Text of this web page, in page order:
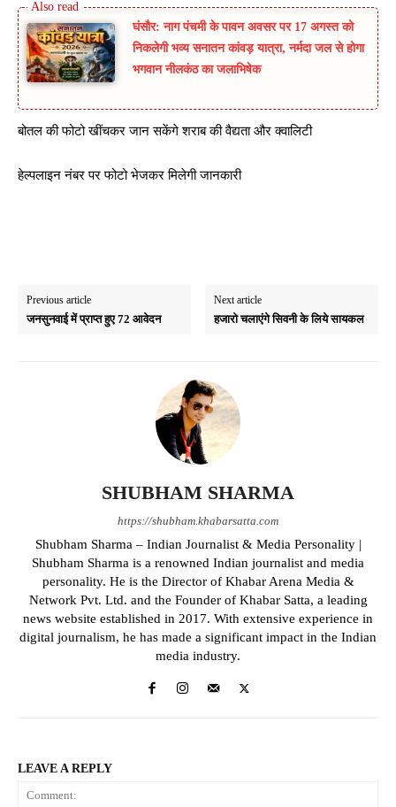
घंसौर: नाग पंचमी के पावन अवसर पर 17 अगस्त को
निकलेगी भव्य सनातन कांवड़ यात्रा, नर्मदा जल से होगा
भगवान नीलकंठ का जलाभिषेक
बोतल की फोटो खींचकर जान सकेंगे शराब की वैद्यता और क्वालिटी
हेल्पलाइन नंबर पर फोटो भेजकर मिलेगी जानकारी
Previous article
जनसुनवाई में प्राप्त हुए 72 आवेदन
Next article
हजारो चलाएंगे सिवनी के लिये सायकल
SHUBHAM SHARMA
https://shubham.khabarsatta.com
Shubham Sharma – Indian Journalist & Media Personality |
Shubham Sharma is a renowned Indian journalist and media
personality. He is the Director of Khabar Arena Media &
Network Pvt. Ltd. and the Founder of Khabar Satta, a leading
news website established in 2017. With extensive experience in
digital journalism, he has made a significant impact in the Indian
media industry.
LEAVE A REPLY